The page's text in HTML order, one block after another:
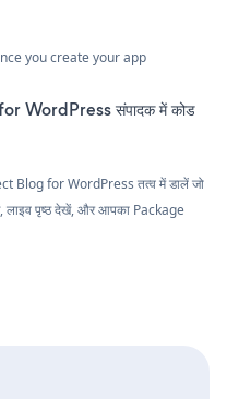
you create your app
WordPress संपादक में कोड
Blog for WordPress तत्व में डालें जो
लाइव पृष्ठ देखें, और आपका Package